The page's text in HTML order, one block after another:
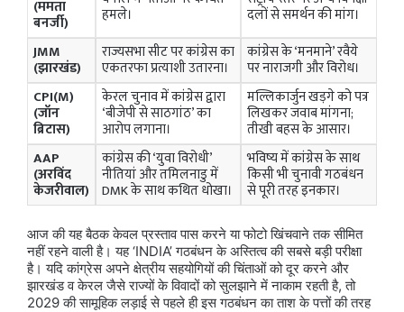
(ममता
बनर्जी) हमले।
दलों से समर्थन की मांग।
JMM
(झारखंड)
राज्यसभा सीट पर कांग्रेस का
एकतरफा प्रत्याशी उतारना।
कांग्रेस के ‘मनमाने’ रवैये
पर नाराजगी और विरोध।
CPI(M)
(जॉन
ब्रिटास)
केरल चुनाव में कांग्रेस द्वारा
‘बीजेपी से साठगांठ’ का
आरोप लगाना।
मल्लिकार्जुन खड़गे को पत्र
लिखकर जवाब मांगना;
तीखी बहस के आसार।
AAP
(अरविंद
केजरीवाल)
कांग्रेस की ‘युवा विरोधी’
नीतियां और तमिलनाडु में
DMK के साथ कथित धोखा।
भविष्य में कांग्रेस के साथ
किसी भी चुनावी गठबंधन
से पूरी तरह इनकार।
आज की यह बैठक केवल प्रस्ताव पास करने या फोटो खिंचवाने तक सीमित
नहीं रहने वाली है। यह ‘INDIA’ गठबंधन के अस्तित्व की सबसे बड़ी परीक्षा
है। यदि कांग्रेस अपने क्षेत्रीय सहयोगियों की चिंताओं को दूर करने और
झारखंड व केरल जैसे राज्यों के विवादों को सुलझाने में नाकाम रहती है, तो
2029 की सामूहिक लड़ाई से पहले ही इस गठबंधन का ताश के पत्तों की तरह